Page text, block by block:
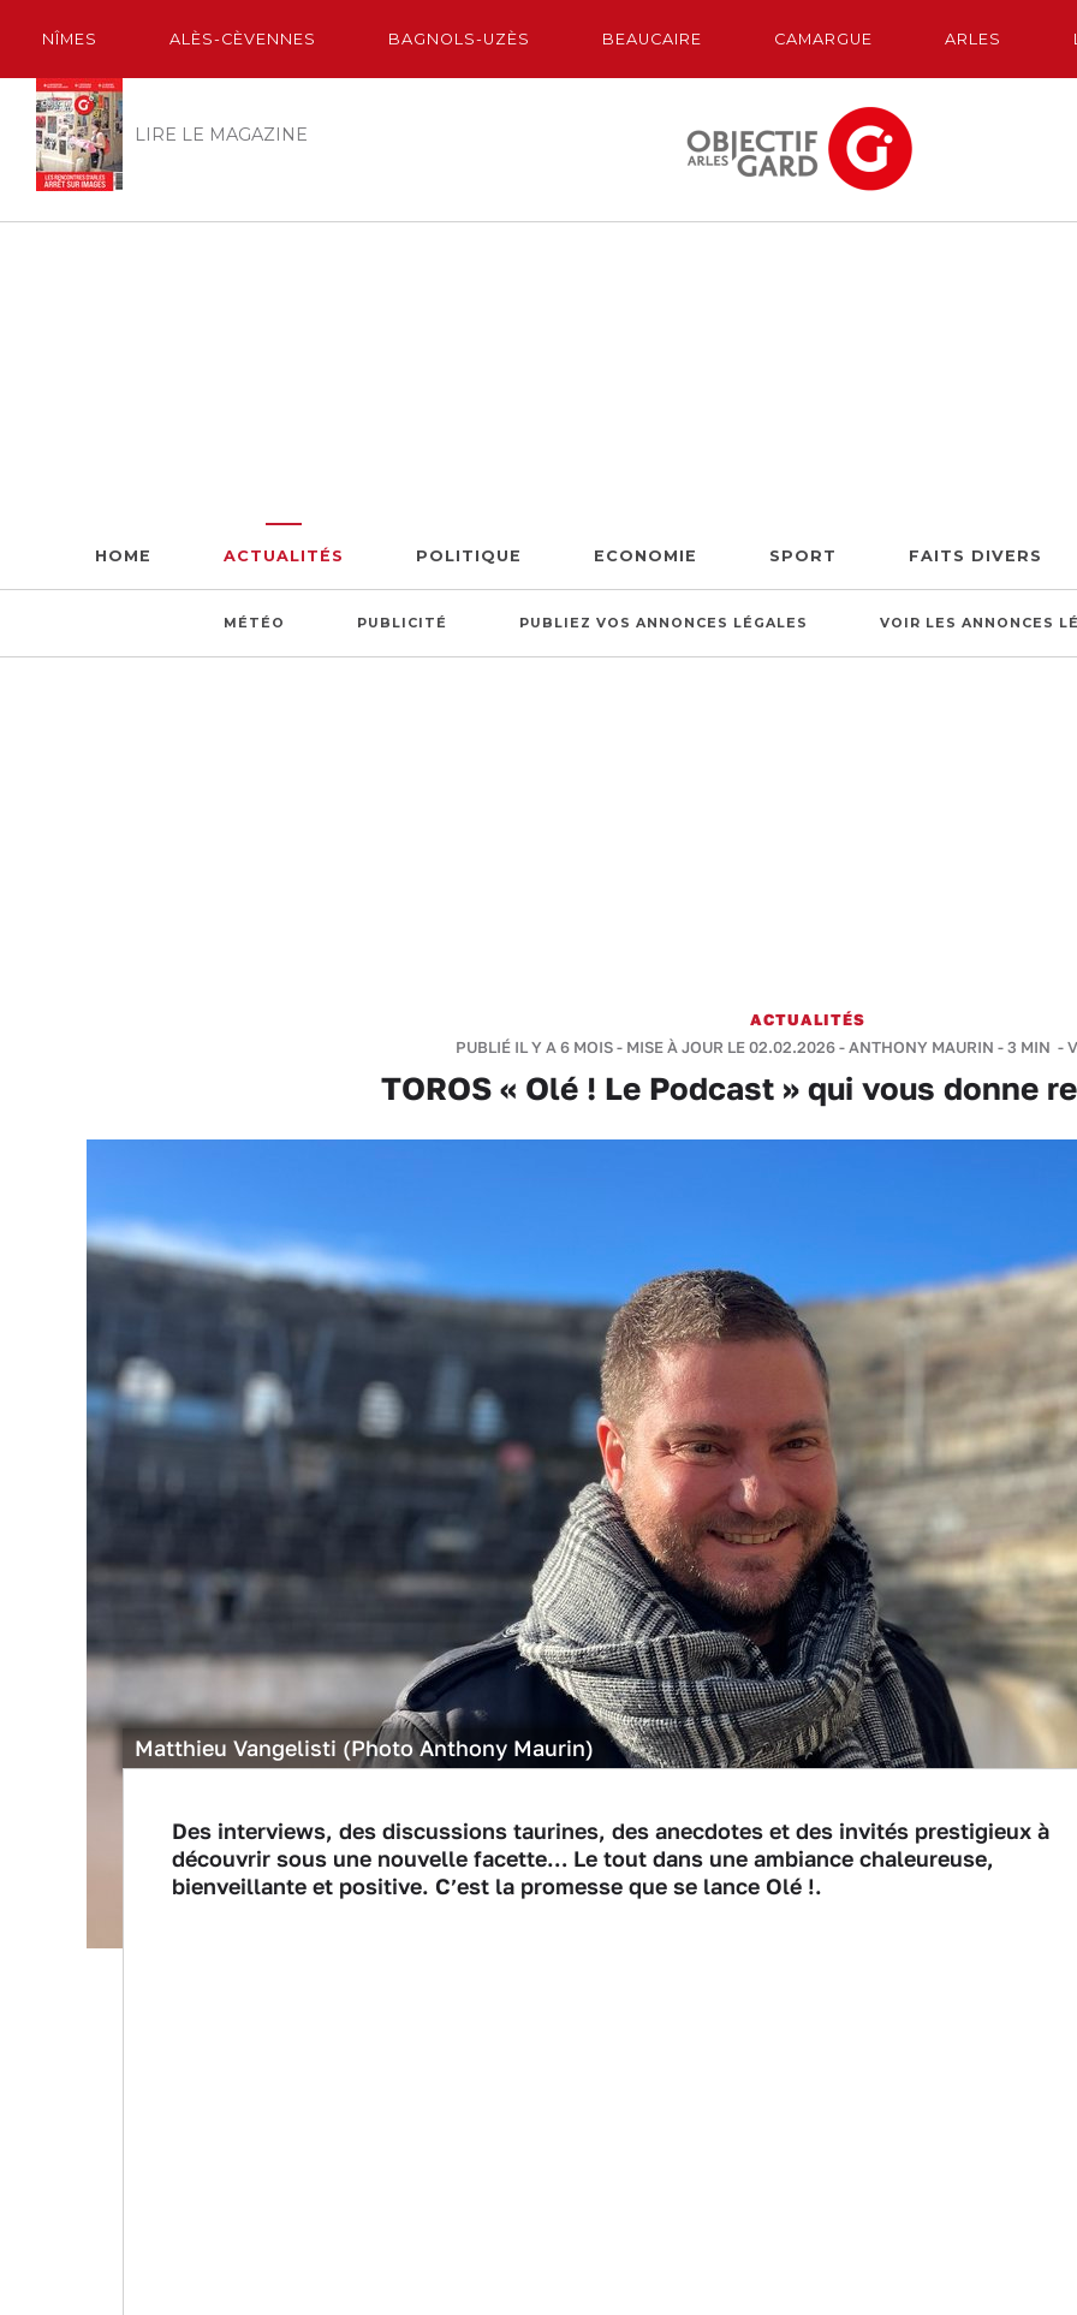
NÎMES ALÈS-CÈVENNES BAGNOLS-UZÈS BEAUCAIRE CAMARGUE ARLES
LIRE LE MAGAZINE
HOME ACTUALITÉS POLITIQUE ECONOMIE SPORT FAITS DIVERS
MÉTÉO PUBLICITÉ PUBLIEZ VOS ANNONCES LÉGALES VOIR LES ANNONCES
ACTUALITÉS
PUBLIÉ IL Y A 6 MOIS - MISE À JOUR LE 02.02.2026 -ANTHONY MAURIN -3 MIN -
TOROS « Olé ! Le Podcast » qui vous donne
Matthieu Vangelisti (Photo Anthony Maurin)
Des interviews, des discussions taurines, des anecdotes et des invités prestigieux à
découvrir sous une nouvelle facette… Le tout dans une ambiance chaleureuse,
bienveillante et positive. C’est la promesse que se lance Olé !.